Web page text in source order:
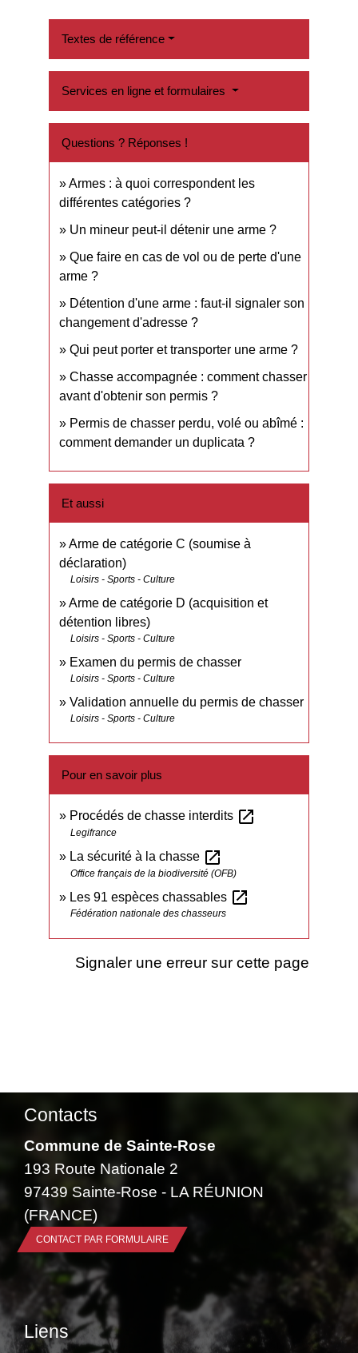
Textes de référence
Services en ligne et formulaires
Questions ? Réponses !
Armes : à quoi correspondent les
différentes catégories ?
Un mineur peut-il détenir une arme ?
Que faire en cas de vol ou de perte d'une
arme ?
Détention d'une arme : faut-il signaler son
changement d'adresse ?
Qui peut porter et transporter une arme ?
Chasse accompagnée : comment chasser
avant d'obtenir son permis ?
Permis de chasser perdu, volé ou abîmé :
comment demander un duplicata ?
Et aussi
Arme de catégorie C (soumise à
déclaration)
Loisirs - Sports - Culture
Arme de catégorie D (acquisition et
détention libres)
Loisirs - Sports - Culture
Examen du permis de chasser
Loisirs - Sports - Culture
Validation annuelle du permis de chasser
Loisirs - Sports - Culture
Pour en savoir plus
Procédés de chasse interdits open_in_new
Legifrance
La sécurité à la chasse open_in_new
Office français de la biodiversité (OFB)
Les 91 espèces chassables open_in_new
Fédération nationale des chasseurs
Signaler une erreur sur cette page
Contacts
Commune de Sainte-Rose
193 Route Nationale 2
97439 Sainte-Rose - LA RÉUNION
(FRANCE)
CONTACT PAR FORMULAIRE
Liens